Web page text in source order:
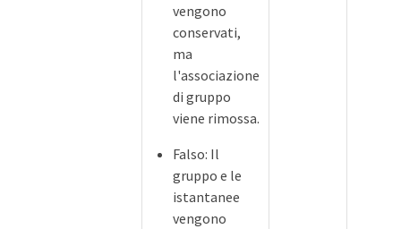
vengono
conservati,
ma
l'associazione
di gruppo
viene rimossa.
Falso: Il
gruppo e le
istantanee
vengono